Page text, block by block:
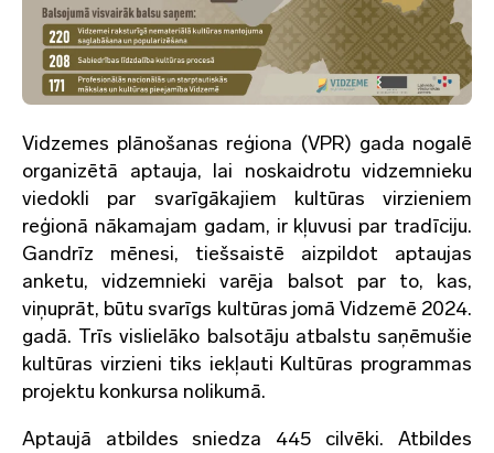
Vidzemes plānošanas reģiona (VPR) gada nogalē
organizētā aptauja, lai noskaidrotu vidzemnieku
viedokli par svarīgākajiem kultūras virzieniem
reģionā nākamajam gadam, ir kļuvusi par tradīciju.
Gandrīz mēnesi, tiešsaistē aizpildot aptaujas
anketu, vidzemnieki varēja balsot par to, kas,
viņuprāt, būtu svarīgs kultūras jomā Vidzemē 2024.
gadā. Trīs vislielāko balsotāju atbalstu saņēmušie
kultūras virzieni tiks iekļauti Kultūras programmas
projektu konkursa nolikumā.
Aptaujā atbildes sniedza 445 cilvēki. Atbildes